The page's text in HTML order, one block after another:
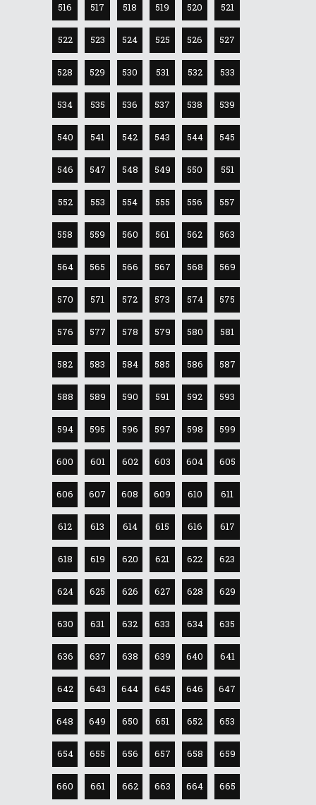
516 517 518 519 520 521
522 523 524 525 526 527
528 529 530 531 532 533
534 535 536 537 538 539
540 541 542 543 544 545
546 547 548 549 550 551
552 553 554 555 556 557
558 559 560 561 562 563
564 565 566 567 568 569
570 571 572 573 574 575
576 577 578 579 580 581
582 583 584 585 586 587
588 589 590 591 592 593
594 595 596 597 598 599
600 601 602 603 604 605
606 607 608 609 610 611
612 613 614 615 616 617
618 619 620 621 622 623
624 625 626 627 628 629
630 631 632 633 634 635
636 637 638 639 640 641
642 643 644 645 646 647
648 649 650 651 652 653
654 655 656 657 658 659
660 661 662 663 664 665